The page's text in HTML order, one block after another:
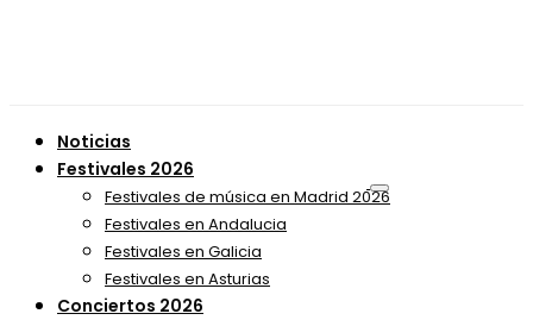
Noticias
Festivales 2026
Festivales de música en Madrid 2026
Festivales en Andalucia
Festivales en Galicia
Festivales en Asturias
Conciertos 2026